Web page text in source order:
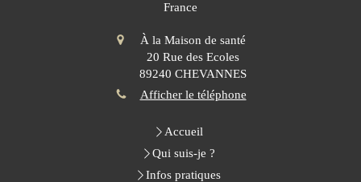
France
À la Maison de santé
20 Rue des Ecoles
89240 CHEVANNES
Afficher le téléphone
Accueil
Qui suis-je ?
Infos pratiques